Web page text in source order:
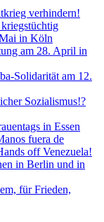
verhindern!
in Köln
am 28. April in
Solidarität am 12.
Sozialismus!?
in Essen
fuera de
off Venezuela!
in Berlin und in
für Frieden,